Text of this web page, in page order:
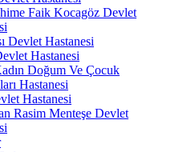
Faik Kocagöz Devlet
Devlet Hastanesi
Hastanesi
Doğum Ve Çocuk
Hastanesi
Hastanesi
Rasim Menteşe Devlet